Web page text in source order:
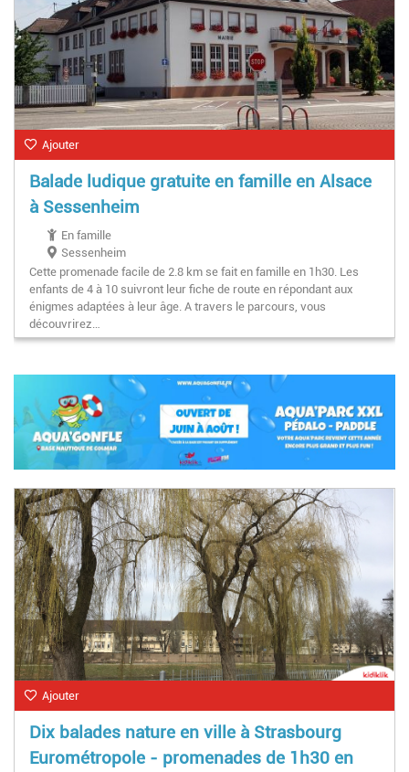
Ajouter
Balade ludique gratuite en famille en Alsace
à Sessenheim
En famille
Sessenheim
Cette promenade facile de 2.8 km se fait en famille en 1h30. Les
enfants de 4 à 10 suivront leur fiche de route en répondant aux
énigmes adaptées à leur âge. A travers le parcours, vous
découvrirez…
Ajouter
Dix balades nature en ville à Strasbourg
Eurométropole - promenades de 1h30 en